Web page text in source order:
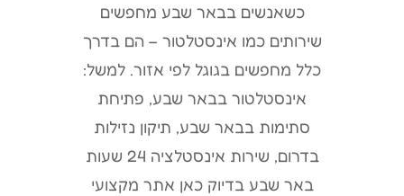
כשאנשים בבאר שבע מחפשים
שירותים כמו אינסטלטור – הם בדרך
כלל מחפשים בגוגל לפי אזור. למשל:
אינסטלטור בבאר שבע, פתיחת
סתימות בבאר שבע, תיקון נזילות
בדרום, שירות אינסטלציה 24 שעות
באר שבע בדיוק כאן אתר מקצועי